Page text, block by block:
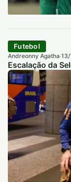
Futebol
Andreonny Agatha·
Escalação da